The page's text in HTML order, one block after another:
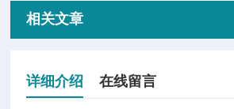
相关文章
详细介绍 在线留言